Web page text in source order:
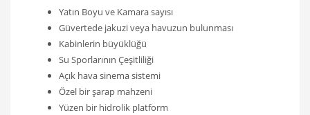
Yatın Boyu ve Kamara sayısı
Güvertede jakuzi veya havuzun bulunması
Kabinlerin büyüklüğü
Su Sporlarının Çeşitliliği
Açık hava sinema sistemi
Özel bir şarap mahzeni
Yüzen bir hidrolik platform